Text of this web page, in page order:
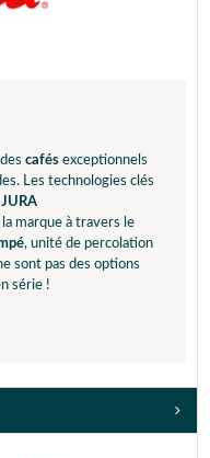
cafés exceptionnels
Les technologies clés
JURA
marque à travers le
, unité de percolation
sont pas des options
série !